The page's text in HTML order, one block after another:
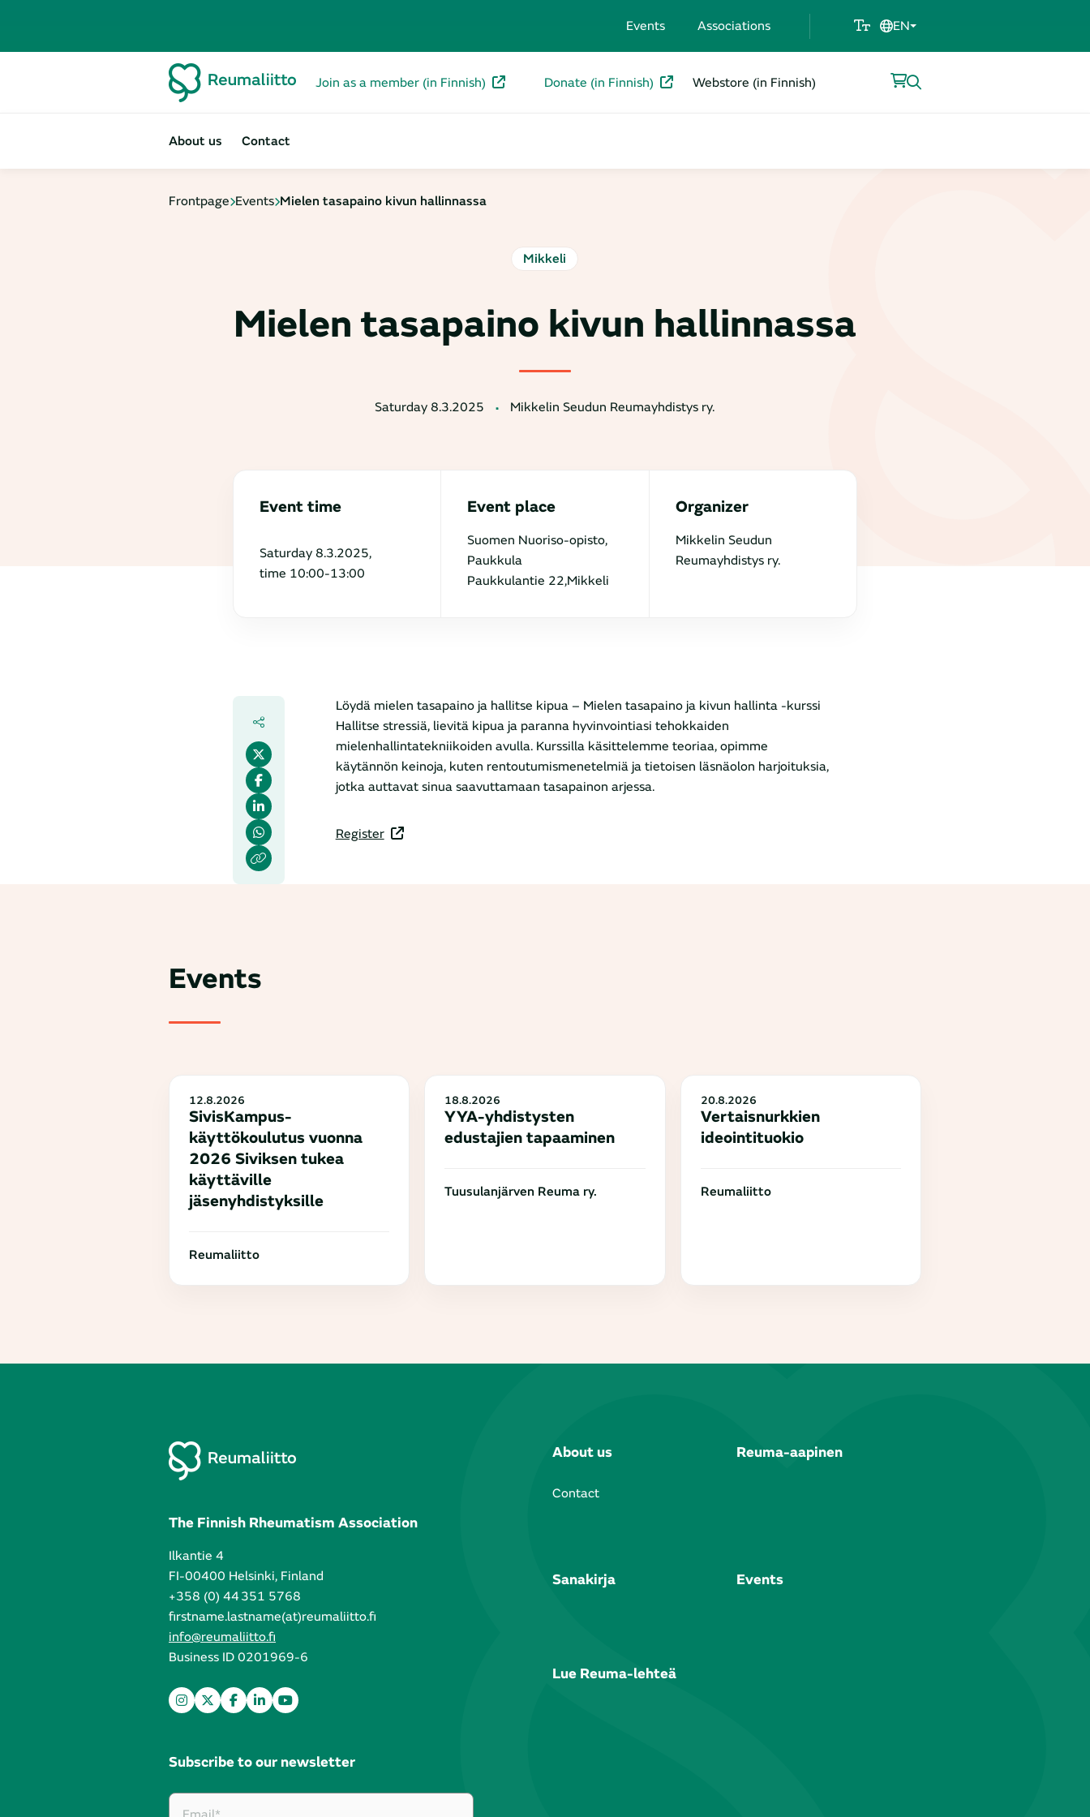
Events Associations EN
Join as a member (in Finnish) Donate (in Finnish) Webstore (in Finnish)
About us Contact
Frontpage Events Mielen tasapaino kivun hallinnassa
Mikkeli
Mielen tasapaino kivun hallinnassa
Saturday 8.3.2025 Mikkelin Seudun Reumayhdistys ry.
Event time
Saturday 8.3.2025,
time 10:00-13:00
Event place
Suomen Nuoriso-opisto,
Paukkula
Paukkulantie 22,Mikkeli
Organizer
Mikkelin Seudun
Reumayhdistys ry.
Löydä mielen tasapaino ja hallitse kipua – Mielen tasapaino ja kivun hallinta -kurssi
Hallitse stressiä, lievitä kipua ja paranna hyvinvointiasi tehokkaiden
mielenhallintatekniikoiden avulla. Kurssilla käsittelemme teoriaa, opimme
käytännön keinoja, kuten rentoutumismenetelmiä ja tietoisen läsnäolon harjoituksia,
jotka auttavat sinua saavuttamaan tasapainon arjessa.
Register
Events
12.8.2026
SivisKampus-
käyttökoulutus vuonna
2026 Siviksen tukea
käyttäville
jäsenyhdistyksille
Reumaliitto
18.8.2026
YYA-yhdistysten
edustajien tapaaminen
Tuusulanjärven Reuma ry.
20.8.2026
Vertaisnurkkien
ideointituokio
Reumaliitto
The Finnish Rheumatism Association
Ilkantie 4
FI-00400 Helsinki, Finland
+358 (0) 44 351 5768
firstname.lastname(at)reumaliitto.fi
info@reumaliitto.fi
Business ID 0201969-6
Subscribe to our newsletter
About us
Contact
Reuma-aapinen
Sanakirja Events
Lue Reuma-lehteä